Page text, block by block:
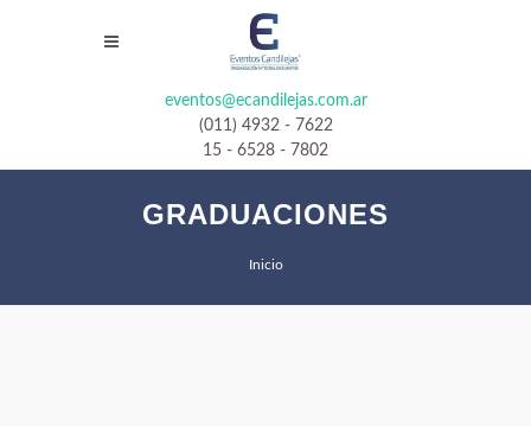
eventos@ecandilejas.com.ar
(011) 4932 - 7622
15 - 6528 - 7802
GRADUACIONES
Inicio